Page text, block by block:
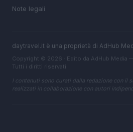
Note legali
daytravel.it è una proprietà di AdHub
Copyright © 2026 · Edito da AdHub Media
Tutti i diritti riservati
I contenuti sono curati dalla redazione con il
realizzati in collaborazione con autori